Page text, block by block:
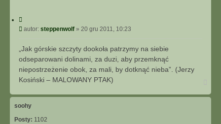
y
j
P
s
autor: steppenwolf » 20 gru 2011, 10:23
„Jak górskie szczyty dookoła patrzymy na siebie
odseparowani dolinami, za duzi, aby przemknąć
niepostrzeżenie obok, za mali, by dotknąć nieba”. (Jerzy
Kosiński – MALOWANY PTAK)
g
soohy
Posty: 1102